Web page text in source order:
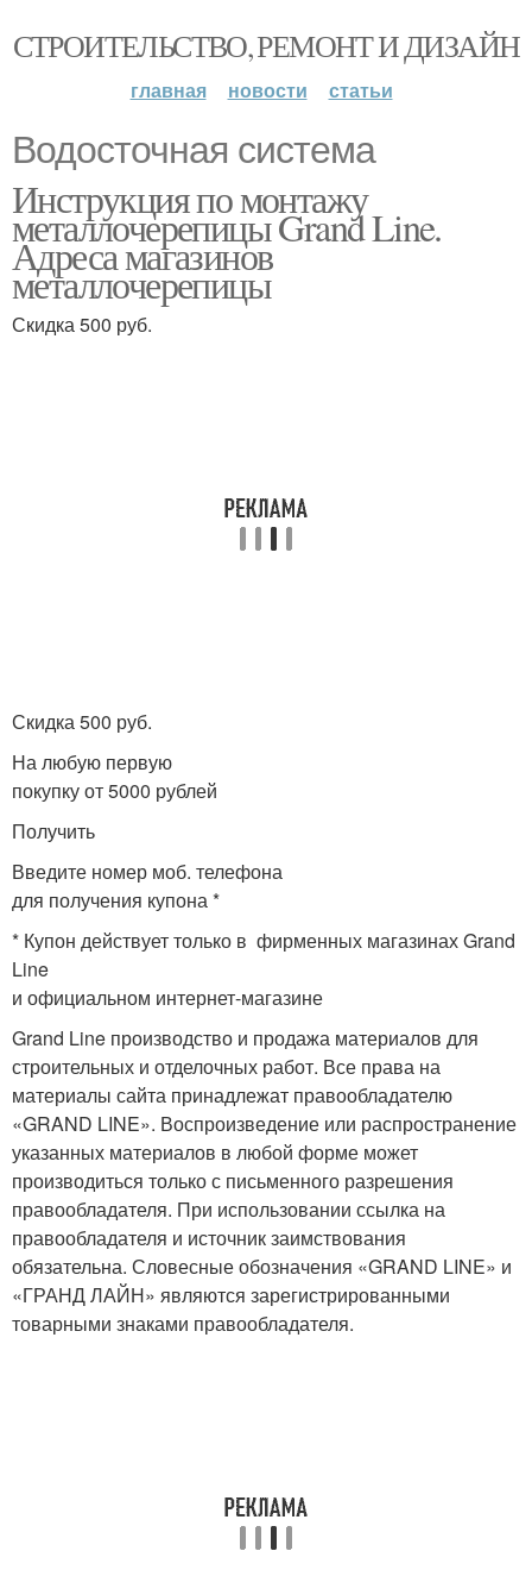
СТРОИТЕЛЬСТВО, РЕМОНТ И ДИЗАЙН
главная новости статьи
Водосточная система
Инструкция по монтажу
металлочерепицы Grand Line.
Адреса магазинов
металлочерепицы
Скидка 500 руб.
Скидка 500 руб.
На любую первую
покупку от 5000 рублей
Получить
Введите номер моб. телефона
для получения купона *
* Купон действует только в фирменных магазинах Grand
Line
и официальном интернет-магазине
Grand Line производство и продажа материалов для
строительных и отделочных работ. Все права на
материалы сайта принадлежат правообладателю
«GRAND LINE». Воспроизведение или распространение
указанных материалов в любой форме может
производиться только с письменного разрешения
правообладателя. При использовании ссылка на
правообладателя и источник заимствования
обязательна. Словесные обозначения «GRAND LINE» и
«ГРАНД ЛАЙН» являются зарегистрированными
товарными знаками правообладателя.